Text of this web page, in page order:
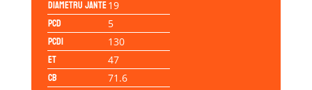
Diametru jante19
PCD 5
PCD1 130
ET 47
CB 71.6